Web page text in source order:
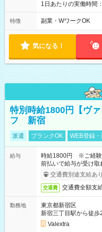
1日あたりの実働時間
00(実働8h、休憩1h)
ん週5日勤務もOK♪ 勤務期間：2026年8月12日～9月9日※リスト
特徴 副業・WワークOK
気になる！
特別時給1800円【ヴ
フ 新宿
派遣 ブランクOK WEB登録
給与
時給1800円 ※ご経験
前払いで給与が受け
交通費別途支給あり
交通費 交通費全額支
勤務地
東京都新宿区
新宿三丁目駅から徒歩
Valextra